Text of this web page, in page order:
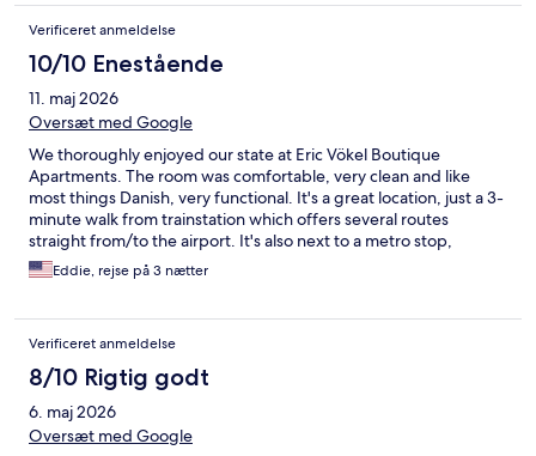
Verificeret anmeldelse
10/10 Enestående
11. maj 2026
Oversæt med Google
We thoroughly enjoyed our state at Eric Vökel Boutique
Apartments. The room was comfortable, very clean and like
most things Danish, very functional. It's a great location, just a 3-
minute walk from trainstation which offers several routes
straight from/to the airport. It's also next to a metro stop,
though we elected to walk for out few days there.
Eddie, rejse på 3 nætter
Verificeret anmeldelse
8/10 Rigtig godt
6. maj 2026
Oversæt med Google